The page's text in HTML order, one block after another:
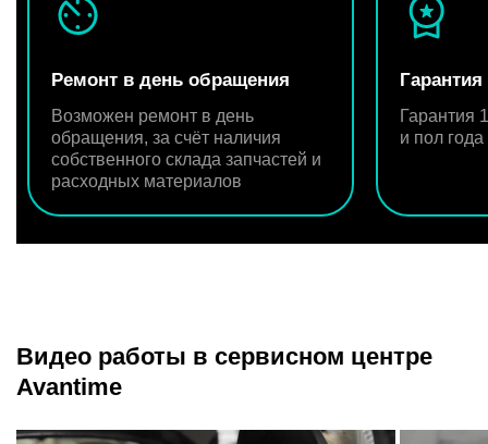
Ремонт в день обращения
Возможен ремонт в день
обращения, за счёт наличия
собственного склада запчастей и
расходных материалов
Гарантия
и пол
Видео работы в сервисном центре
Avantime